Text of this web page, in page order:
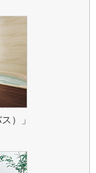
）」